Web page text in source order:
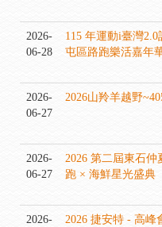
2026-
06-28
115 年運動i臺灣2.0
屯區路跑樂活嘉年
2026-
06-27
2026山羚羊越野
2026-
06-27
2026 第二屆東石仲
跑 × 海鮮星光盛典
2026-
2026 捷安特 - 高峰